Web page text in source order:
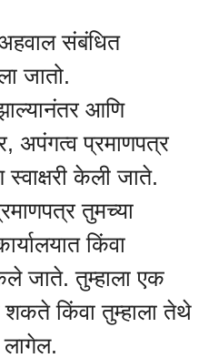
अहवाल संबंधित
जातो.
आणि
अपंगत्व प्रमाणपत्र
केली जाते.
तुमच्या
किंवा
जाते. तुम्हाला एक
किंवा तुम्हाला तेथे